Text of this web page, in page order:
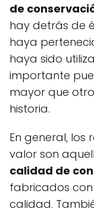
de
hay detrás de
haya
haya sido
importante
mayor que
historia.
En general, los
valor son
calidad de
fabricados
calidad.